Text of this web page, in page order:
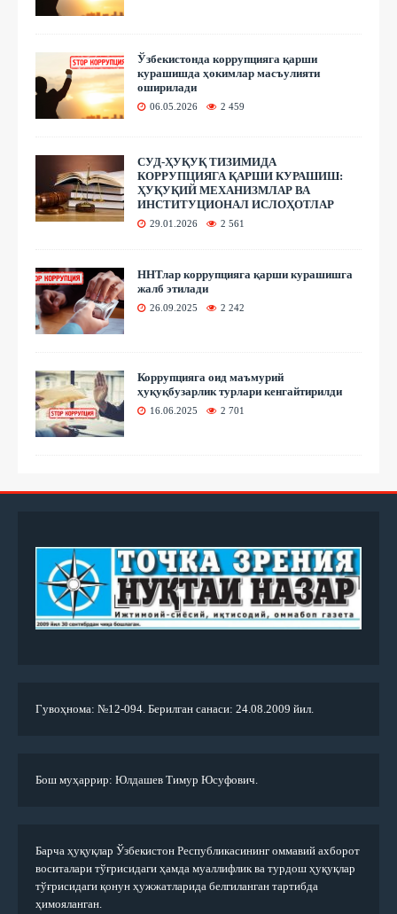
Ўзбекистонда коррупцияга қарши
курашишда ҳокимлар масъулияти
оширилади
06.05.2026 2 459
СУД-ҲУҚУҚ ТИЗИМИДА
КОРРУПЦИЯГА ҚАРШИ КУРАШИШ:
ҲУҚУҚИЙ МЕХАНИЗМЛАР ВА
ИНСТИТУЦИОНАЛ ИСЛОҲОТЛАР
29.01.2026 2 561
ННТлар коррупцияга қарши курашишга
жалб этилади
26.09.2025 2 242
Коррупцияга оид маъмурий
ҳуқуқбузарлик турлари кенгайтирилди
16.06.2025 2 701
Гувоҳнома: №12-094. Берилган санаси: 24.08.2009 йил.
Бош муҳаррир: Юлдашев Тимур Юсуфович.
Барча ҳуқуқлар Ўзбекистон Республикасининг оммавий ахборот
воситалари тўғрисидаги ҳамда муаллифлик ва турдош ҳуқуқлар
тўғрисидаги қонун ҳужжатларида белгиланган тартибда
ҳимояланган.